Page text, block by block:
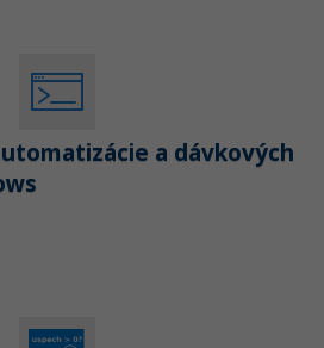
a dávkových